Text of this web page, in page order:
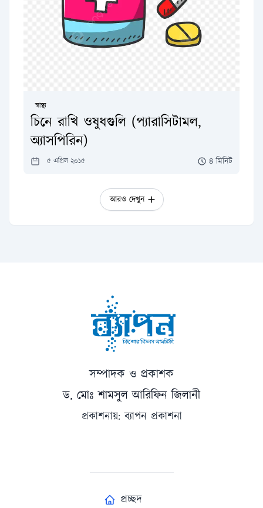
স্বাস্থ্য
চিনে রাখি ওষুধগুলি (প্যারাসিটামল,
অ্যাসপিরিন)
৫ এপ্রিল ২০১৫ ৪ মিনিট
আরও দেখুন
সম্পাদক ও প্রকাশক
ড. মোঃ শামসুল আরিফিন জিলানী
প্রকাশনায়: ব্যাপন প্রকাশনা
প্রচ্ছদ